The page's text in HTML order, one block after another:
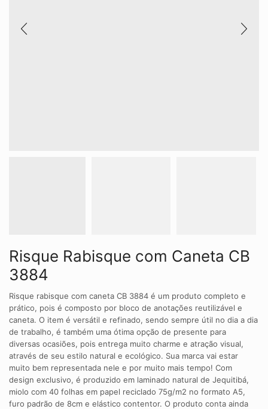
Risque Rabisque com Caneta CB
3884
Risque rabisque com caneta CB 3884 é um produto completo e
prático, pois é composto por bloco de anotações reutilizável e
caneta. O item é versátil e refinado, sendo sempre útil no dia a dia
de trabalho, é também uma ótima opção de presente para
diversas ocasiões, pois entrega muito charme e atração visual,
através de seu estilo natural e ecológico. Sua marca vai estar
muito bem representada nele e por muito mais tempo! Com
design exclusivo, é produzido em laminado natural de Jequitibá,
miolo com 40 folhas em papel reciclado 75g/m2 no formato A5,
furo padrão de 8cm e elástico contentor. O produto conta ainda